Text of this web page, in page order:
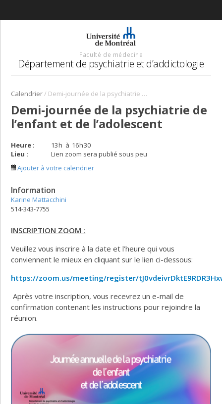
Faculté de médecine
Département de psychiatrie et d’addictologie
Calendrier/ Demi-journée de la psychiatrie de l’enfant et de l’adolescent
Demi-journée de la psychiatrie de
l’enfant et de l’adolescent
Heure : 13h à 16h30
Lieu :
Lien zoom sera publié sous peu
Ajouter à votre calendrier
Information
Karine Mattacchini
514-343-7755
INSCRIPTION ZOOM :
Veuillez vous inscrire à la date et l’heure qui vous
conviennent le mieux en cliquant sur le lien ci-dessous:
https://zoom.us/meeting/register/
Après votre inscription, vous recevrez un e-mail de
confirmation contenant les instructions pour rejoindre la
réunion.